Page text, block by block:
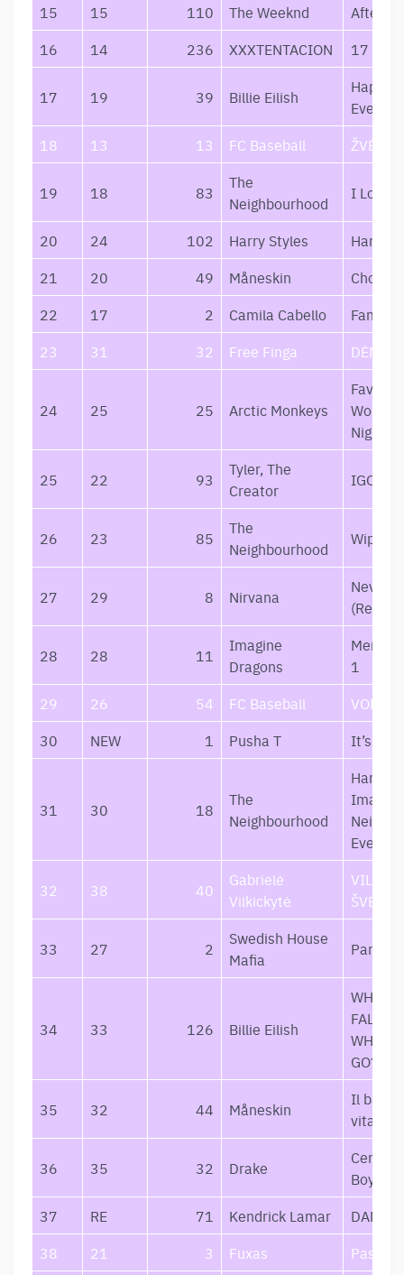
15
15 110 The Weeknd
After
16
14 236 XXXTENTACION 17
17 19 39 Billie Eilish
Ever
18
13 13 FC Baseball
19 18 83
The
Neighbourhood
I Love
20 24 102 Harry Styles
Harry
21
20 49 Måneskin
Chosen
22
17 2 Camila Cabello
Familia
23
31 32 Free Finga
24 25 25 Arctic Monkeys
Worst
25 22 93
Tyler, The
Creator
IGOR
26 23 85
The
Neighbourhood
Wiped
27 29 8 Nirvana
28 28 11
Imagine
Dragons
1
29
26 54 FC Baseball
VORAI
30
NEW 1 Pusha T It’s
31 30 18
The
Neighbourhood
Hard To
Ever
32 38 40
Gabrielė
Vilkickytė
VILKO
33 27 2
Swedish House
Mafia
34 33 126 Billie Eilish
WHEN
FALL
WHERE
GO?
35 32 44 Måneskin
Il ballo
vita
36 35 32 Drake
Boy
37
RE 71 Kendrick Lamar
DAMN.
38
21 3 Fuxas